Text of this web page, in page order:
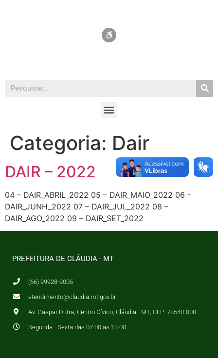
Categoria: Dair
DAIR – 2022
04 – DAIR_ABRIL_2022 05 – DAIR_MAIO_2022 06 –
DAIR_JUNH_2022 07 – DAIR_JUL_2022 08 –
DAIR_AGO_2022 09 – DAIR_SET_2022
PREFEITURA DE CLÁUDIA - MT
(66) 99928-9005
atendimento@claudia.mt.gov.br
Av. Gaspar Dutra, Centro Cívico, Cláudia - MT, CEP: 78540-000
Segunda - Sexta das 07:00 as 13:00